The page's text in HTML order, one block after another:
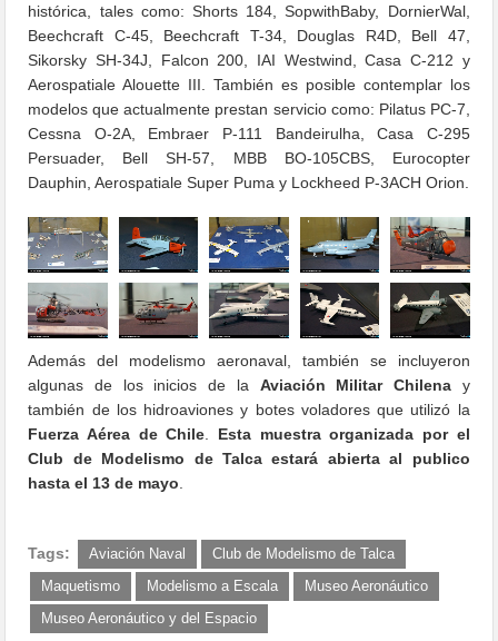
histórica, tales como: Shorts 184, SopwithBaby, DornierWal,
Beechcraft C-45, Beechcraft T-34, Douglas R4D, Bell 47,
Sikorsky SH-34J, Falcon 200, IAI Westwind, Casa C-212 y
Aerospatiale Alouette III. También es posible contemplar los
modelos que actualmente prestan servicio como: Pilatus PC-7,
Cessna O-2A, Embraer P-111 Bandeirulha, Casa C-295
Persuader, Bell SH-57, MBB BO-105CBS, Eurocopter
Dauphin, Aerospatiale Super Puma y Lockheed P-3ACH Orion.
Además del modelismo aeronaval, también se incluyeron
algunas de los inicios de la Aviación Militar Chilenay
también de los hidroaviones y botes voladores que utilizó la
Fuerza Aérea de Chile
Esta muestra organizada por el
Club de Modelismo de Talca estará abierta al publico
hasta el 13 de mayo
Tags: Aviación Naval
Club de Modelismo de Talca
Maquetismo
Modelismo a Escala
Museo Aeronáutico
Museo Aeronáutico y del Espacio